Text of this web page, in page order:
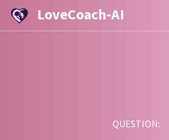
LoveCoach-AI
QUESTION: